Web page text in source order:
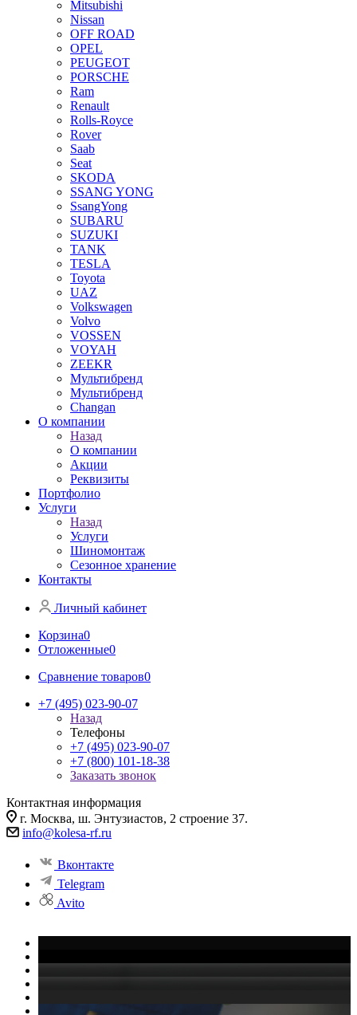
Mitsubishi
Nissan
OFF ROAD
OPEL
PEUGEOT
PORSCHE
Ram
Renault
Rolls-Royce
Rover
Saab
Seat
SKODA
SSANG YONG
SsangYong
SUBARU
SUZUKI
TANK
TESLA
Toyota
UAZ
Volkswagen
Volvo
VOSSEN
VOYAH
ZEEKR
Мультибренд
Мультибренд
Сhangan
О компании
Назад
О компании
Акции
Реквизиты
Портфолио
Услуги
Назад
Услуги
Шиномонтаж
Сезонное хранение
Контакты
Личный кабинет
Корзина0
Отложенные0
Сравнение товаров0
+7 (495) 023-90-07
Назад
Телефоны
+7 (495) 023-90-07
+7 (800) 101-18-38
Заказать звонок
Контактная информация
г. Москва, ш. Энтузиастов, 2 строение 37.
info@kolesa-rf.ru
Вконтакте
Telegram
Avito